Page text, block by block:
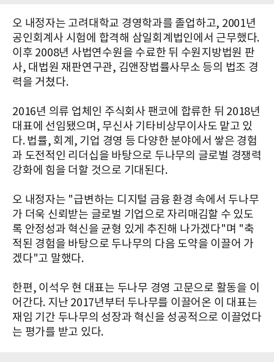
오 내정자는 고려대학교 경영학과를 졸업하고, 2001년
공인회계사 시험에 합격해 삼일회계법인에서 근무했다.
이후 2008년 사법연수원을 수료한 뒤 수원지방법원 판
사, 대법원 재판연구관, 김앤장법률사무소 등의 법조 경
력을 거쳤다.
2016년 의류 업체인 주식회사 팬코에 합류한 뒤 2018년
대표에 선임됐으며, 무신사 기타비상무이사도 맡고 있
다. 법률, 회계, 기업 경영 등 다양한 분야에서 쌓은 경험
과 도전적인 리더십을 바탕으로 두나무의 글로벌 경쟁력
강화에 힘을 더할 것으로 기대된다.
오 내정자는 "급변하는 디지털 금융 환경 속에서 두나무
가 더욱 신뢰받는 글로벌 기업으로 자리매김할 수 있도
록 안정성과 혁신을 균형 있게 추진해 나가겠다"며 "축
적된 경험을 바탕으로 두나무의 다음 도약을 이끌어 가
겠다"고 말했다.
한편, 이석우 현 대표는 두나무 경영 고문으로 활동을 이
어간다. 지난 2017년부터 두나무를 이끌어온 이 대표는
재임 기간 두나무의 성장과 혁신을 성공적으로 이끌었다
는 평가를 받고 있다.